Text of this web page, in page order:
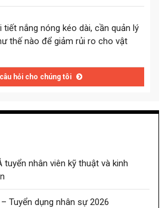
tiết nắng nóng kéo dài, cần quản lý
thế nào để giảm rủi ro cho vật
hỏi cho chúng tôi
tuyển nhân viên kỹ thuật và kinh
Tuyển dụng nhân sự 2026